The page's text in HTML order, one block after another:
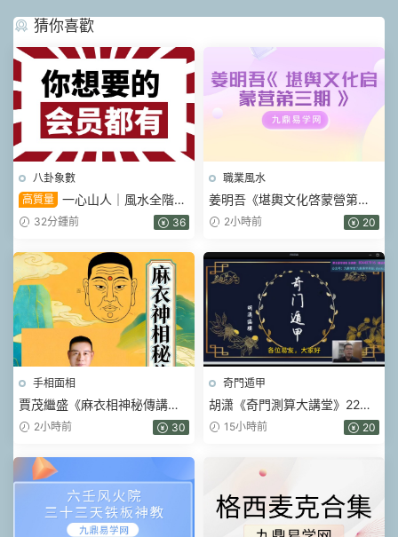
猜你喜歡
八卦象數
高質量 一心山人｜風水全階
113集系統課，從入門到實戰一
32分鍾前 36
職業風水
姜明吾《堪輿文化啓蒙營第三
期》17集視頻
2小時前 20
手相面相
賈茂繼‬盛《麻衣相神‬秘傳講筆
義‬記+麻衣神相藝四‬通玄高面階‬
2小時前 30
奇門遁甲
胡潇《奇門測算大講堂》22集
視頻15小時前 20